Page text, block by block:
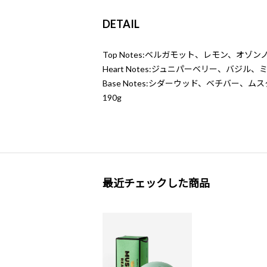
DETAIL
Top Notes:ベルガモット、レモン、オゾン
Heart Notes:ジュニパーベリー、バジル、
Base Notes:シダーウッド、ベチバー、ムス
190g
最近チェックした商品